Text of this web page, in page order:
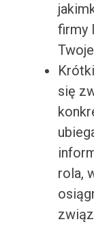
firmy
się
rola,